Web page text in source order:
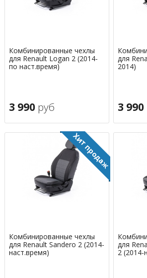
Комбинированные чехлы
для Renault Logan 2 (2014-
по наст.время)
3 990 руб
для
2014)
3 990
Комбинированные чехлы
для Renault Sandero 2 (2014-
наст.время)
для
2 (2014-